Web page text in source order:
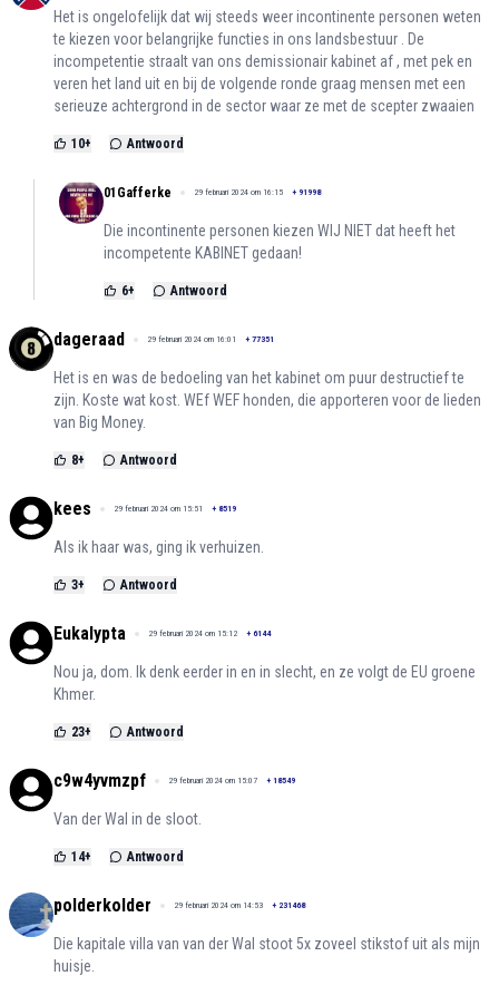
Het is ongelofelijk dat wij steeds weer incontinente personen weten
te kiezen voor belangrijke functies in ons landsbestuur . De
incompetentie straalt van ons demissionair kabinet af , met pek en
veren het land uit en bij de volgende ronde graag mensen met een
serieuze achtergrond in de sector waar ze met de scepter zwaaien
10+ Antwoord
01Gafferke 29 februari 2024 om 16:15 + 91998
Die incontinente personen kiezen WIJ NIET dat heeft het
incompetente KABINET gedaan!
6+ Antwoord
dageraad 29 februari 2024 om 16:01 + 77351
Het is en was de bedoeling van het kabinet om puur destructief te
zijn. Koste wat kost. WEf WEF honden, die apporteren voor de lieden
van Big Money.
8+ Antwoord
kees 29 februari 2024 om 15:51 + 8519
Als ik haar was, ging ik verhuizen.
3+ Antwoord
Eukalypta 29 februari 2024 om 15:12 + 6144
Nou ja, dom. Ik denk eerder in en in slecht, en ze volgt de EU groene
Khmer.
23+ Antwoord
c9w4yvmzpf 29 februari 2024 om 15:07 + 18549
Van der Wal in de sloot.
14+ Antwoord
polderkolder 29 februari 2024 om 14:53 + 231468
Die kapitale villa van van der Wal stoot 5x zoveel stikstof uit als mijn
huisje.